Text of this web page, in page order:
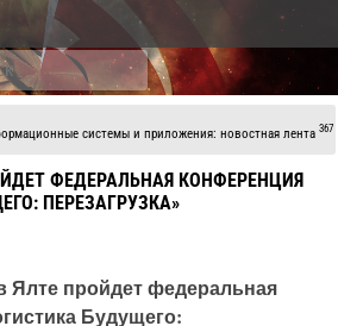
системы и приложения: новостная лента 367
ФЕДЕРАЛЬНАЯ КОНФЕРЕНЦИЯ
ПЕРЕЗАГРУЗКА»
Ялте пройдет федеральная
Будущего: